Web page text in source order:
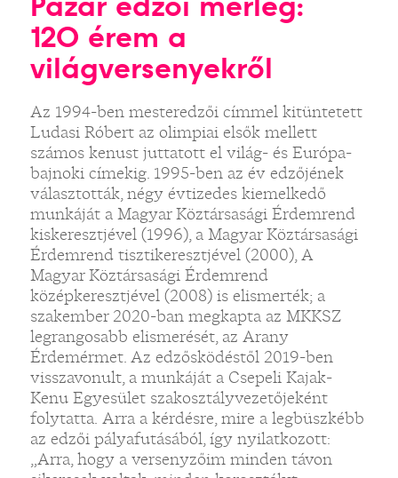
120 érem a
világversenyekről
Az 1994-ben mesteredzői címmel kitüntetett
Ludasi Róbert az olimpiai elsők mellett
számos kenust juttatott el világ- és Európa-
bajnoki címekig. 1995-ben az év edzőjének
választották, négy évtizedes kiemelkedő
munkáját a Magyar Köztársasági Érdemrend
kiskeresztjével (1996), a Magyar Köztársasági
Érdemrend tisztikeresztjével (2000), A
Magyar Köztársasági Érdemrend
középkeresztjével (2008) is elismerték; a
szakember 2020-ban megkapta az MKKSZ
legrangosabb elismerését, az Arany
Érdemérmet. Az edzősködéstől 2019-ben
visszavonult, a munkáját a Csepeli Kajak-
Kenu Egyesület szakosztályvezetőjeként
folytatta. Arra a kérdésre, mire a legbüszkébb
az edzői pályafutásából, így nyilatkozott:
„Arra, hogy a versenyzőim minden távon